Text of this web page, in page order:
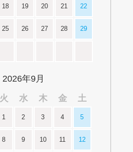
18 19 20 21 22
25 26 27 28 29
2026年9月
火 水 木 金 土
1 2 3 4 5
8 9 10 11 12